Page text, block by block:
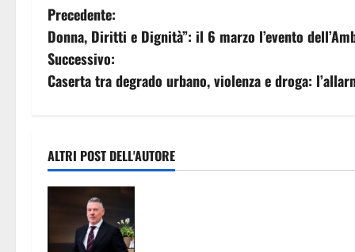
N
a
v
g
a
z
Precedente:
Donna, Diritti e Dignità”: il 6 marzo l’evento
Successivo:
Caserta tra degrado urbano, violenza e droga:
ALTRI POST DELL'AUTORE